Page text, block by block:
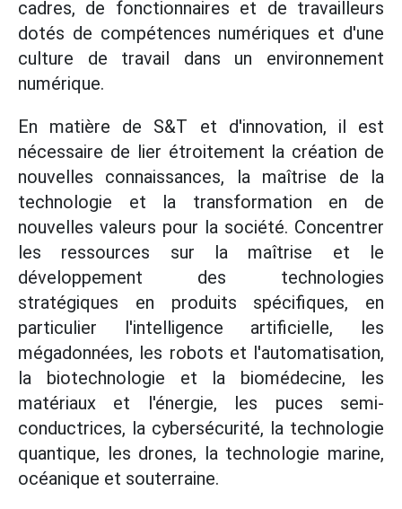
cadres, de fonctionnaires et de travailleurs
dotés de compétences numériques et d'une
culture de travail dans un environnement
numérique.
En matière de S&T et d'innovation, il est
nécessaire de lier étroitement la création de
nouvelles connaissances, la maîtrise de la
technologie et la transformation en de
nouvelles valeurs pour la société. Concentrer
les ressources sur la maîtrise et le
développement des technologies
stratégiques en produits spécifiques, en
particulier l'intelligence artificielle, les
mégadonnées, les robots et l'automatisation,
la biotechnologie et la biomédecine, les
matériaux et l'énergie, les puces semi-
conductrices, la cybersécurité, la technologie
quantique, les drones, la technologie marine,
océanique et souterraine.